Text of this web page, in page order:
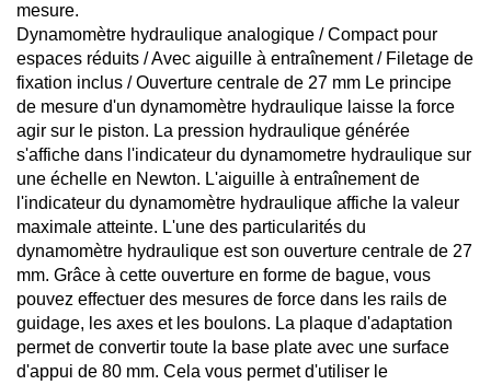
mesure.
Dynamomètre hydraulique analogique / Compact pour
espaces réduits / Avec aiguille à entraînement / Filetage de
fixation inclus / Ouverture centrale de 27 mm Le principe
de mesure d'un dynamomètre hydraulique laisse la force
agir sur le piston. La pression hydraulique générée
s'affiche dans l'indicateur du dynamometre hydraulique sur
une échelle en Newton. L'aiguille à entraînement de
l'indicateur du dynamomètre hydraulique affiche la valeur
maximale atteinte. L'une des particularités du
dynamomètre hydraulique est son ouverture centrale de 27
mm. Grâce à cette ouverture en forme de bague, vous
pouvez effectuer des mesures de force dans les rails de
guidage, les axes et les boulons. La plaque d'adaptation
permet de convertir toute la base plate avec une surface
d'appui de 80 mm. Cela vous permet d'utiliser le